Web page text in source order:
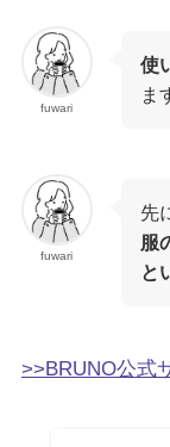
fuwari
使
ま
fuwari
先
服
と
>>BRUNO公式